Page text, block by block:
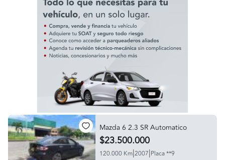
Mazda 6 2.3 SR Automatico
$23.500.000
120.000 Km|2007|Placa **9